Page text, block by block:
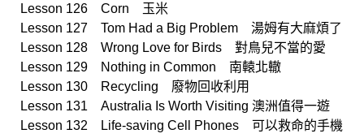
Lesson 126 Corn 玉米
Lesson 127 Tom Had a Big Problem 湯姆有大麻煩了
Lesson 128 Wrong Love for Birds 對鳥兒不當的愛
Lesson 129 Nothing in Common 南轅北轍
Lesson 130 Recycling 廢物回收利用
Lesson 131 Australia Is Worth Visiting 澳洲值得一遊
Lesson 132 Life-saving Cell Phones 可以救命的手機